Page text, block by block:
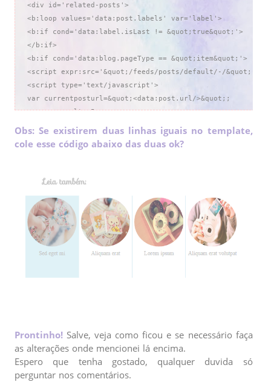
<div id='related-posts'>
<b:loop values='data:post.labels' var='label'>
<b:if cond='data:label.isLast != &quot;true&quot;'>
</b:if>
<b:if cond='data:blog.pageType == &quot;item&quot;'>
<script expr:src='&quot;/feeds/posts/default/-/&quot; +
<script type='text/javascript'>
var currentposturl=&quot;<data:post.url/>&quot;;
var maxresults=5;
removeRelatedDuplicates_thumbs();
printRelatedLabels_thumbs();
</div><div style='clear:both'/>
Obs: Se existirem duas linhas iguais no template,
cole esse código abaixo das duas ok?
Prontinho!Salve, veja como ficou e se necessário faça
as alterações onde mencionei lá encima.
Espero que tenha gostado, qualquer duvida só
perguntar nos comentários.